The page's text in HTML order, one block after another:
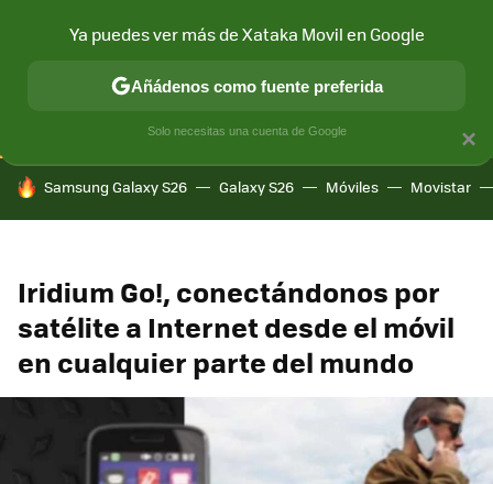
CONECTIVIDAD MÓVIL Y SOCIEDAD APLICACIONES
HOY SE HABLA DE
Samsung Galaxy S26 Galaxy S26 Móviles Movistar
Iridium Go!, conectándonos por
satélite a Internet desde el móvil
en cualquier parte del mundo
×
Ya puedes ver más de Xataka Movil en Google
Añádenos como fuente preferida
Solo necesitas una cuenta de Google